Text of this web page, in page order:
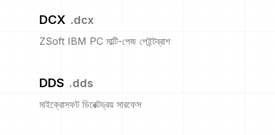
DCX .dcx
ZSoft IBM PC মাল্টি-পেজ পেইন্টব্রাশ
DDS .dds
মাইক্রোসফট ডিরেক্টড্রয় সারফেস